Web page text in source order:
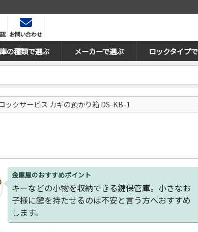
お問い合わせ
の種類で選ぶ メーカーで選ぶ ロックタイプ
ックサービス カギの預かり箱 DS-KB-1
金庫屋のおすすめポイント
キーなどの小物を収納できる鍵保管庫。小さなお
子様に鍵を持たせるのは不安と言う方へおすすめ
します。